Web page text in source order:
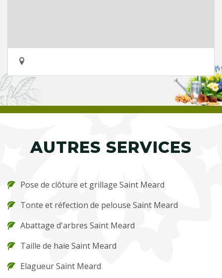
AUTRES SERVICES
Pose de clôture et grillage Saint Meard
Tonte et réfection de pelouse Saint Meard
Abattage d'arbres Saint Meard
Taille de haie Saint Meard
Elagueur Saint Meard